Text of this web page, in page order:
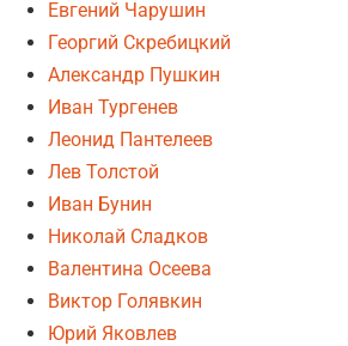
Евгений Чарушин
Георгий Скребицкий
Александр Пушкин
Иван Тургенев
Леонид Пантелеев
Лев Толстой
Иван Бунин
Николай Сладков
Валентина Осеева
Виктор Голявкин
Юрий Яковлев